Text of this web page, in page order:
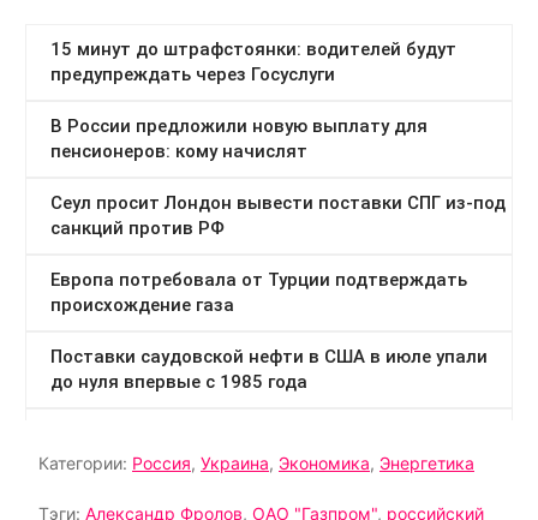
Категории: Россия, Украина, Экономика, Энергетика
Тэги: Александр Фролов, ОАО "Газпром", российский